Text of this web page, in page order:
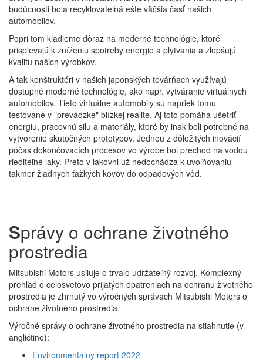
budúcnosti bola recyklovateľná ešte väčšia časť našich
automobilov.
Popri tom kladieme dôraz na moderné technológie, ktoré
prispievajú k zníženiu spotreby energie a plytvania a zlepšujú
kvalitu našich výrobkov.
A tak konštruktéri v našich japonských továrňach využívajú
dostupné moderné technológie, ako napr. vytváranie virtuálnych
automobilov. Tieto virtuálne automobily sú napriek tomu
testované v "prevádzke" blízkej realite. Aj toto pomáha ušetriť
energiu, pracovnú silu a materiály, ktoré by inak boli potrebné na
vytvorenie skutočných prototypov. Jednou z dôležitých inovácií
počas dokončovacích procesov vo výrobe bol prechod na vodou
riediteľné laky. Preto v lakovni už nedochádza k uvoľňovaniu
takmer žiadnych ťažkých kovov do odpadových vôd.
Správy o ochrane životného
prostredia
Mitsubishi Motors usiluje o trvalo udržateľný rozvoj. Komplexný
prehľad o celosvetovo prijatých opatreniach na ochranu životného
prostredia je zhrnutý vo výročných správach Mitsubishi Motors o
ochrane životného prostredia.
Výročné správy o ochrane životného prostredia na stiahnutie (v
angličtine):
Environmentálny report 2022